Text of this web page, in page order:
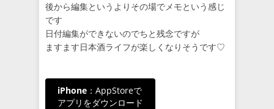
後から編集というよりその場でメモという感じ
です
日付編集ができないのでちと残念ですが
ますます日本酒ライフが楽しくなりそうです♡
iPhone ：AppStoreで
アプリをダウンロード